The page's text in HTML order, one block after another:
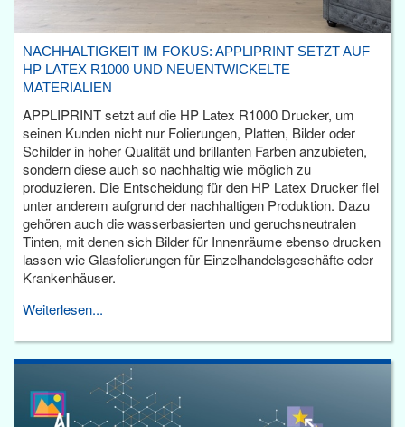
NACHHALTIGKEIT IM FOKUS: APPLIPRINT SETZT AUF
HP LATEX R1000 UND NEUENTWICKELTE
MATERIALIEN
APPLIPRINT setzt auf die HP Latex R1000 Drucker, um
seinen Kunden nicht nur Folierungen, Platten, Bilder oder
Schilder in hoher Qualität und brillanten Farben anzubieten,
sondern diese auch so nachhaltig wie möglich zu
produzieren. Die Entscheidung für den HP Latex Drucker fiel
unter anderem aufgrund der nachhaltigen Produktion. Dazu
gehören auch die wasserbasierten und geruchsneutralen
Tinten, mit denen sich Bilder für Innenräume ebenso drucken
lassen wie Glasfolierungen für Einzelhandelsgeschäfte oder
Krankenhäuser.
Weiterlesen...